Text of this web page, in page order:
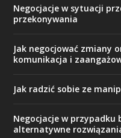
Negocjacje w sytuacji
przekonywania
Jak negocjować zmiany
komunikacja i
Jak radzić sobie ze
Negocjacje w przypadku
alternatywne